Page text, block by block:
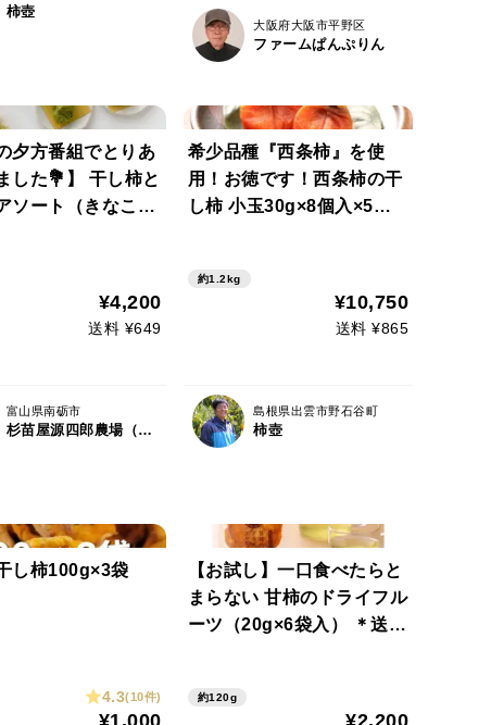
柿壺
大阪府大阪市平野区
ファームぱんぷりん
夕方番組でとりあ
した💐】 干し柿と
ソート（きなこが
¥4,200
送料 ¥649
富山県南砺市
杉苗屋源四郎農場（すぎなえや げんしろう）
希少品種『西条柿』を使
用！お徳です！西条柿の干
し柿 小玉30g×8個入×5パ
約1.2kg
¥10,750
送料 ¥865
島根県出雲市野石谷町
柿壺
し柿100g×3袋
4.3(10件)
【お試し】一口食べたらと
まらない 甘柿のドライフル
ーツ（20g×6袋入） ＊送料
約120g